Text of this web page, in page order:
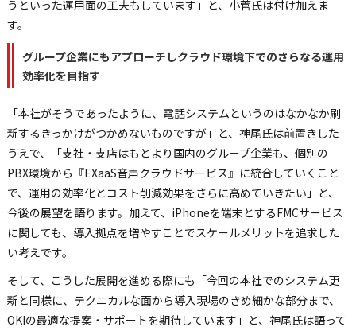
うといった運用面の工夫もしています」と、小菅氏は付け加えま
す。
グループ企業にもアプローチしクラウド環境下でのさらなる運用
効率化を目指す
「本社がそうであったように、電話システムというのはなかなか刷
新するきっかけがつかめないものですが」と、神尾氏は前置きした
うえで、「支社・支店はもとより国内のグループ企業も、個別の
PBX環境から『EXaaS音声クラウドサービス』に統合していくこと
で、運用の効率化とコスト削減効果をさらに高めていきたい」と、
今後の展望を語ります。加えて、iPhoneを端末とするFMCサービス
に関しても、導入拠点を増やすことでスケールメリットを追求した
い考えです。
そして、こうした展開を進める際にも「今回の本社でのシステム更
新と同様に、テクニカルな面から導入現場のきめ細かな部分まで、
OKIの最適な提案・サポートを期待しています」と、神尾氏は語って